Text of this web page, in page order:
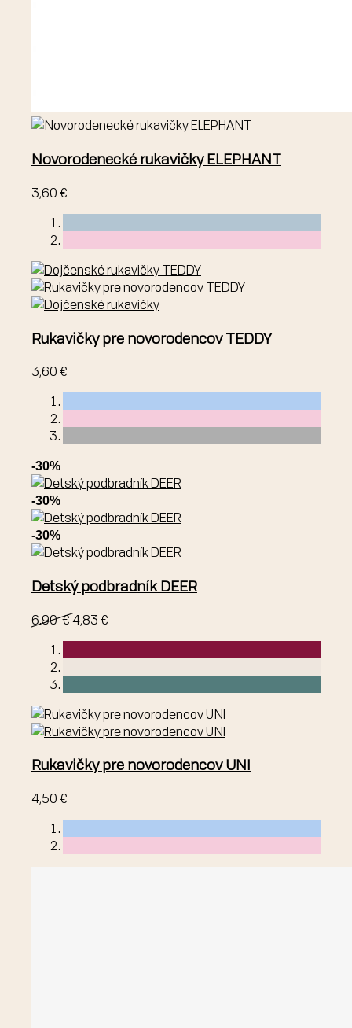
Novorodenecké rukavičky ELEPHANT
3,60 €
Rukavičky pre novorodencov TEDDY
3,60 €
-30%
-30%
-30%
Detský podbradník DEER
6.90 €4,83 €
Rukavičky pre novorodencov UNI
4,50 €